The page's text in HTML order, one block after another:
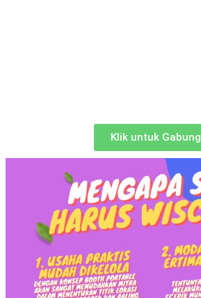
Klik untuk Gabung